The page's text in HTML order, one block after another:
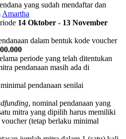
yang sudah mendaftar dan
Amartha
14 Oktober - 13 November
dalam bentuk kode voucher
periode yang telah ditentukan
pendanaan masih ada di
pendanaan senilai
, nominal pendanaan yang
mitra yang dipilih harus memiliki
(tetap berlaku minimal